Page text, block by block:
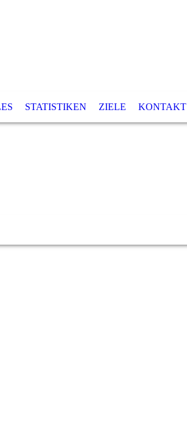
STATISTIKEN ZIELE KONTAKT